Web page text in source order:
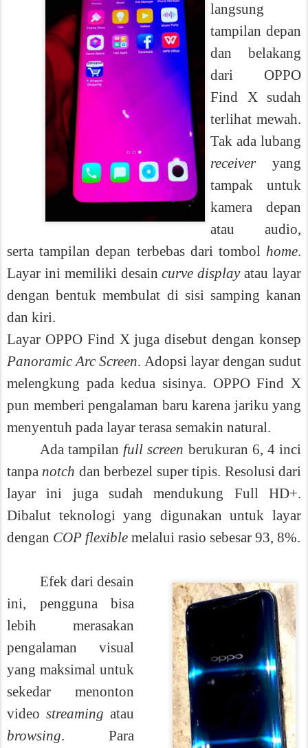
langsung
tampilan depan
dan belakang
dari OPPO
Find X sudah
terlihat mewah.
Tak ada lubang
receiveryang
tampak untuk
kamera depan
atau audio,
serta tampilan depan terbebas dari tombol home.
Layar ini memiliki desaincurve displayatau layar
dengan bentuk membulat di sisi samping kanan
dan kiri.
Layar OPPO Find X juga disebut dengan konsep
Panoramic Arc Screen. Adopsi layar dengan sudut
melengkung pada kedua sisinya. OPPO Find X
pun memberi pengalaman baru karena jariku yang
menyentuh pada layar terasa semakin natural.
Ada tampilan full screen berukuran 6, 4 inci
tanpa notch dan berbezel super tipis. Resolusi dari
layar ini juga sudah mendukung Full HD+.
Dibalut teknologi yang digunakan untuk layar
dengan COP flexible melalui rasio sebesar 93, 8%.
Efek dari desain
ini, pengguna bisa
lebih merasakan
pengalaman visual
yang maksimal untuk
sekedar menonton
video streaming atau
browsing. Para